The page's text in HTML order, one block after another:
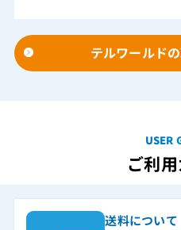
テルワールド
USER
ご利
送料について